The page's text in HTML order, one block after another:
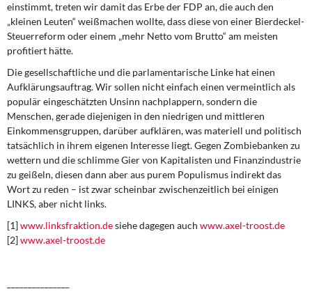
einstimmt, treten wir damit das Erbe der FDP an, die auch den
„kleinen Leuten“ weißmachen wollte, dass diese von einer Bierdeckel-
Steuerreform oder einem „mehr Netto vom Brutto“ am meisten
profitiert hätte.
Die gesellschaftliche und die parlamentarische Linke hat einen
Aufklärungsauftrag. Wir sollen nicht einfach einen vermeintlich als
populär eingeschätzten Unsinn nachplappern, sondern die
Menschen, gerade diejenigen in den niedrigen und mittleren
Einkommensgruppen, darüber aufklären, was materiell und politisch
tatsächlich in ihrem eigenen Interesse liegt. Gegen Zombiebanken zu
wettern und die schlimme Gier von Kapitalisten und Finanzindustrie
zu geißeln, diesen dann aber aus purem Populismus indirekt das
Wort zu reden – ist zwar scheinbar zwischenzeitlich bei einigen
LINKS, aber nicht links.
[1]www.linksfraktion.desiehe dagegen auch www.axel-troost.de
[2]www.axel-troost.de